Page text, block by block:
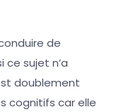
de
ce sujet n’a
doublement
cognitifs car elle